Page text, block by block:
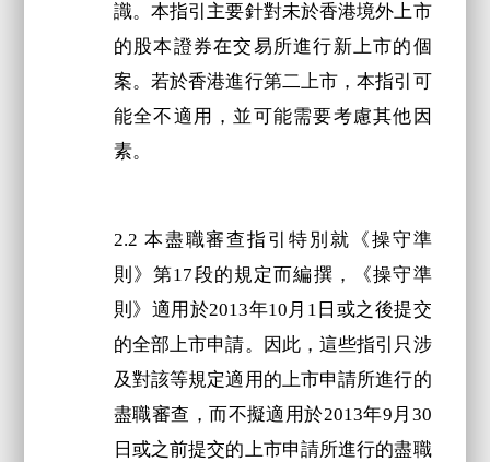
識。本指引主要針對未於香港境外上市
的股本證券在交易所進行新上市的個
案。若於香港進行第二上市，本指引可
能全不適用，並可能需要考慮其他因
素。
2.2 本盡職審查指引特別就《操守準
則》第17段的規定而編撰，《操守準
則》適用於2013年10月1日或之後提交
的全部上市申請。因此，這些指引只涉
及對該等規定適用的上市申請所進行的
盡職審查，而不擬適用於2013年9月30
日或之前提交的上市申請所進行的盡職